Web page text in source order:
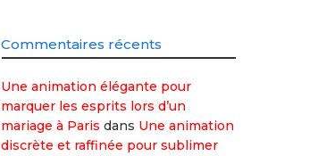
Commentaires récents
Une animation élégante pour
marquer les esprits lors d’un
mariage à Paris dans Une animation
discrète et raffinée pour sublimer